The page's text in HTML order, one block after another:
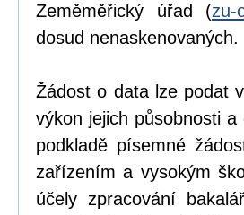
Zeměměřický úřad (zu-
dosud nenaskenovaných.
Žádost o data lze podat
výkon jejich působnosti
podkladě písemné
zařízením a vysokým
účely zpracování